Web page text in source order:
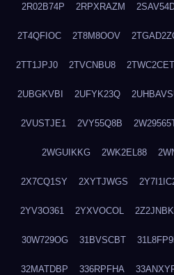
2R02B74P 2RPXRAZM
2T4QFIOC 2T8M8OOV
2TT1JPJ0 2TVCNBU8 2TWC2CET
2UBGKVBI 2UFYK23Q
2VUSTJE1 2VY55Q8B
2WGUIKKG 2WK2EL88
2X7CQ1SY 2XYTJWGS
2YV3O361 2YXVOCOL
30W729OG 31BVSCBT
32MATDBP 336RPFHA